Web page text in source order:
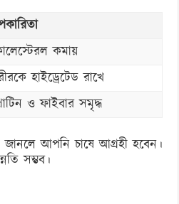
কমায়
হাইড্রেটেড রাখে
ও ফাইবার সমৃদ্ধ
জানলে আপনি চাষে আগ্রহী হবেন।
সম্ভব।